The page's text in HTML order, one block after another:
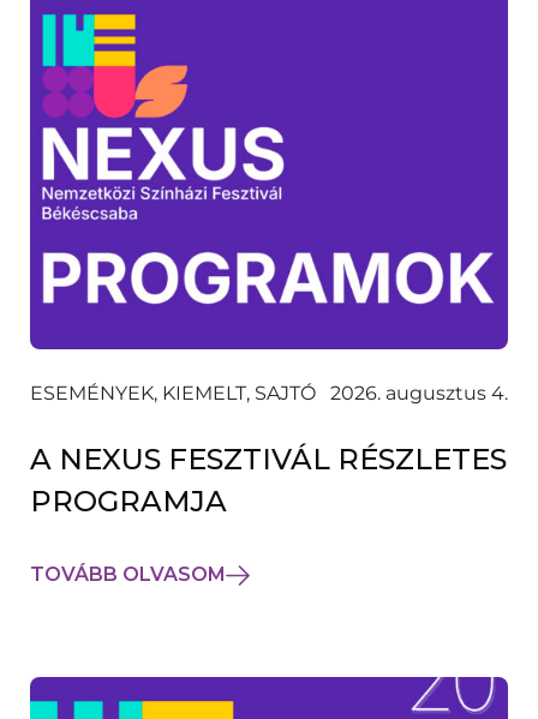
ESEMÉNYEK, KIEMELT, SAJTÓ 2026. augusztus 4.
A NEXUS FESZTIVÁL RÉSZLETES
PROGRAMJA
TOVÁBB OLVASOM